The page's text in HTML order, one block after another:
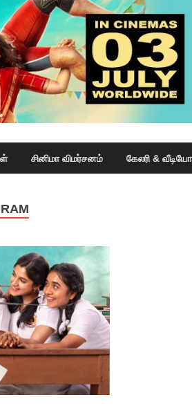
சினிமா விமர்சனம் கேலரி &